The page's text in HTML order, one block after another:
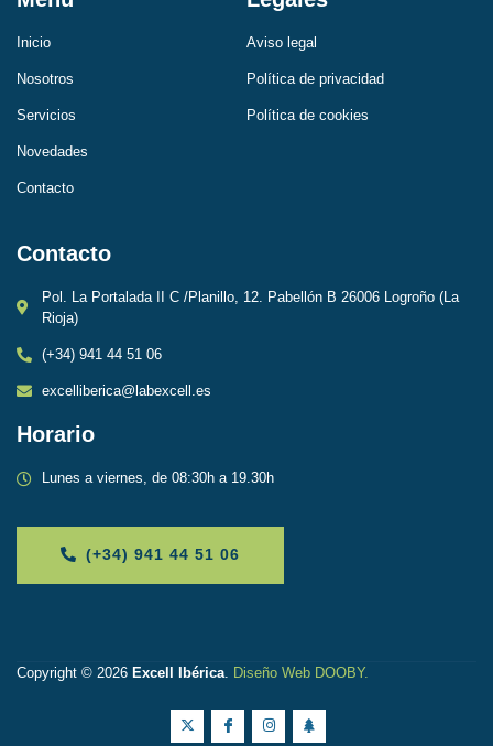
Inicio
Nosotros
Servicios
Novedades
Contacto
Aviso legal
Política de privacidad
Política de cookies
Contacto
Pol. La Portalada II C /Planillo, 12. Pabellón B 26006 Logroño (La
Rioja)
(+34) 941 44 51 06
excelliberica@labexcell.es
Horario
Lunes a viernes, de 08:30h a 19.30h
(+34) 941 44 51 06
Copyright © 2026 Excell Ibérica Diseño Web DOOBY.